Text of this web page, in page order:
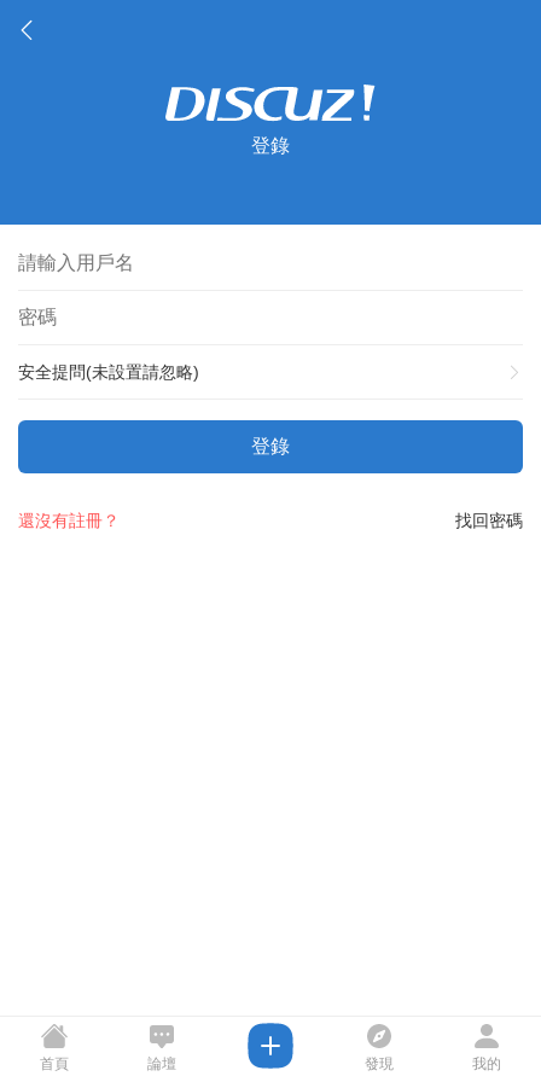
登錄
安全提問(未設置請忽略)
登錄
找回密碼
還沒有註冊？
首頁 論壇 發現 我的